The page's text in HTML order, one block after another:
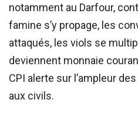
notamment au Darfour,
famine s’y propage, les
attaqués, les viols se
deviennent monnaie
CPI alerte sur l’ampleur
aux civils.